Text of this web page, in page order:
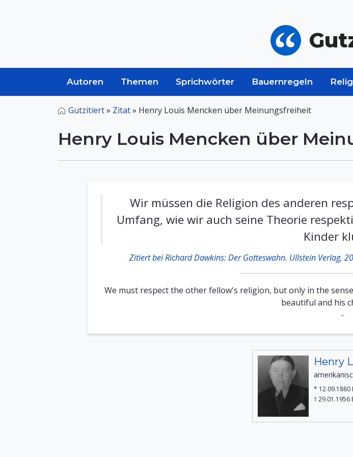
Autoren Themen Sprichwörter Bauernregeln
Gutzitiert» Zitat» Henry Louis Mencken über Meinungsfreiheit
Henry Louis Mencken über
Wir müssen die Religion des anderen
Umfang, wie wir auch seine Theorie
Kinder
Zitiert bei Richard Dawkins: Der Gotteswahn. Ullstein Verlag,
We must respect the other fellow's religion, but only in the
beautiful and his
-
Henry
* 12.09.1880
† 29.01.1956